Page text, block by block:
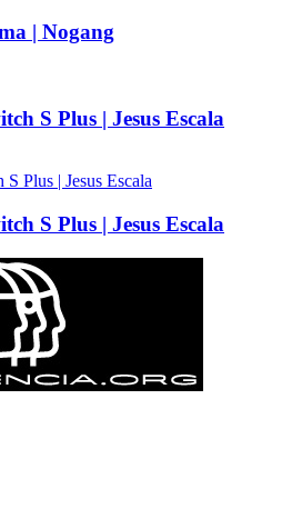
| Nogang
S Plus | Jesus Escala
S Plus | Jesus Escala